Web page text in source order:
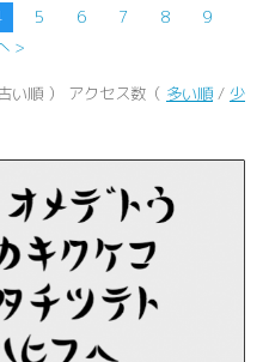
5 6 7 8
9
>
い順 ） アクセス数（ 多い順 / 少